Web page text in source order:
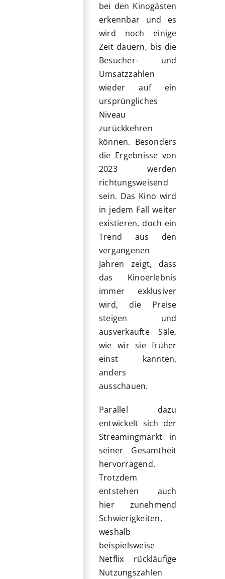
bei den Kinogästen
erkennbar und es
wird noch einige
Zeit dauern, bis die
Besucher- und
Umsatzzahlen
wieder auf ein
ursprüngliches
Niveau
zurückkehren
können. Besonders
die Ergebnisse von
2023 werden
richtungsweisend
sein. Das Kino wird
in jedem Fall weiter
existieren, doch ein
Trend aus den
vergangenen
Jahren zeigt, dass
das Kinoerlebnis
immer exklusiver
wird, die Preise
steigen und
ausverkaufte Säle,
wie wir sie früher
einst kannten,
anders
ausschauen.
Parallel dazu
entwickelt sich der
Streamingmarkt in
seiner Gesamtheit
hervorragend.
Trotzdem
entstehen auch
hier zunehmend
Schwierigkeiten,
weshalb
beispielsweise
Netflix rückläufige
Nutzungszahlen